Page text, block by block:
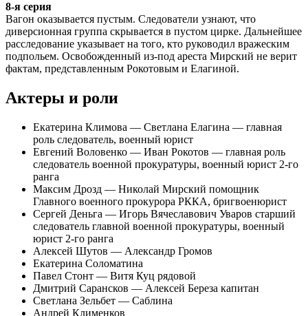
8-я серия
Вагон оказывается пустым. Следователи узнают, что
диверсионная группа скрывается в пустом цирке. Дальнейшее
расследование указывает на того, кто руководил вражеским
подпольем. Освобожденный из-под ареста Мирский не верит
фактам, представленным Рокотовым и Елагиной.
Актеры и роли
Екатерина Климова — Светлана Елагина — главная
роль следователь, военный юрист
Евгений Воловенко — Иван Рокотов — главная роль
следователь военной прокуратуры, военный юрист 2-го
ранга
Максим Дрозд — Николай Мирский помощник
Главного военного прокурора РККА, бригвоенюрист
Сергей Деньга — Игорь Вячеславович Уваров старший
следователь главной военной прокуратуры, военный
юрист 2-го ранга
Алексей Шутов — Александр Громов
Екатерина Соломатина
Павел Стонт — Витя Куц рядовой
Дмитрий Сарансков — Алексей Береза капитан
Светлана Зельбет — Саблина
Андрей Клименков